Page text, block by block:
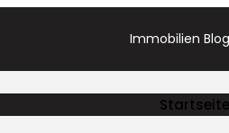
Immobilien Blog
Startseite